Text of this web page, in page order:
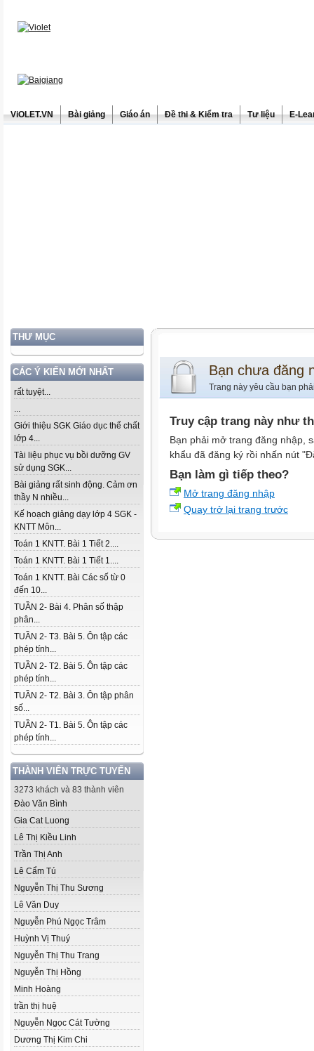
ViOLET.VN Bài giảng Giáo án Đề thi & Kiểm tra Tư liệu E-
THƯ MỤC
CÁC Ý KIẾN MỚI NHẤT
rất tuyệt...
...
Giới thiệu SGK Giáo dục thể chất
lớp 4...
Tài liệu phục vụ bồi dưỡng GV
sử dụng SGK...
Bài giảng rất sinh động. Cảm ơn
thầy N nhiều...
Kế hoạch giảng dạy lớp 4 SGK -
KNTT Môn...
Toán 1 KNTT. Bài 1 Tiết 2....
Toán 1 KNTT. Bài 1 Tiết 1....
Toán 1 KNTT. Bài Các số từ 0
đến 10...
TUẦN 2- Bài 4. Phân số thập
phân...
TUẦN 2- T3. Bài 5. Ôn tập các
phép tính...
TUẦN 2- T2. Bài 5. Ôn tập các
phép tính...
TUẦN 2- T2. Bài 3. Ôn tập phân
số...
TUẦN 2- T1. Bài 5. Ôn tập các
phép tính...
THÀNH VIÊN TRỰC TUYẾN
3273 khách và 83 thành viên
Đào Văn Bình
Gia Cat Luong
Lê Thị Kiều Linh
Trần Thị Anh
Lê Cẩm Tú
Nguyễn Thị Thu Sương
Lê Văn Duy
Nguyễn Phú Ngọc Trâm
Huỳnh Vị Thuý
Nguyễn Thị Thu Trang
Nguyễn Thị Hồng
Minh Hoàng
trần thị huệ
Nguyễn Ngọc Cát Tường
Dương Thị Kim Chi
Bạn chưa đăng
Trang này yêu cầu bạn
Truy cập trang này như
Bạn phải mở trang đăng nhập,
khẩu đã đăng ký rồi nhấn nút
Bạn làm gì tiếp theo?
Mở trang đăng nhập
Quay trở lại trang trước